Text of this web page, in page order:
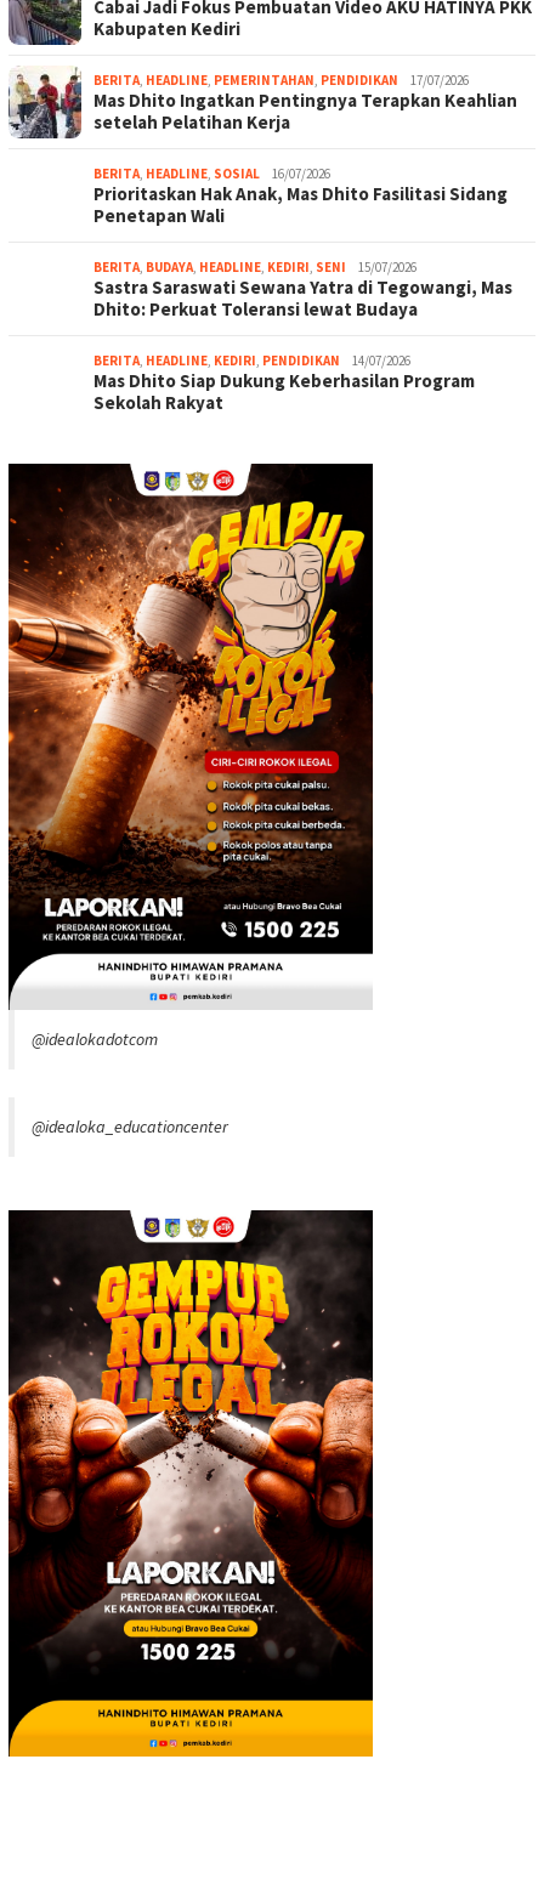
Cabai Jadi Fokus Pembuatan Video AKU HATINYA PKK
Kabupaten Kediri
BERITA, HEADLINE, PEMERINTAHAN, PENDIDIKAN 17/07/2026
Mas Dhito Ingatkan Pentingnya Terapkan Keahlian
setelah Pelatihan Kerja
BERITA, HEADLINE, SOSIAL 16/07/2026
Prioritaskan Hak Anak, Mas Dhito Fasilitasi Sidang
Penetapan Wali
BERITA, BUDAYA, HEADLINE, KEDIRI, SENI 15/07/2026
Sastra Saraswati Sewana Yatra di Tegowangi, Mas
Dhito: Perkuat Toleransi lewat Budaya
BERITA, HEADLINE, KEDIRI, PENDIDIKAN 14/07/2026
Mas Dhito Siap Dukung Keberhasilan Program
Sekolah Rakyat
@idealokadotcom
@idealoka_educationcenter